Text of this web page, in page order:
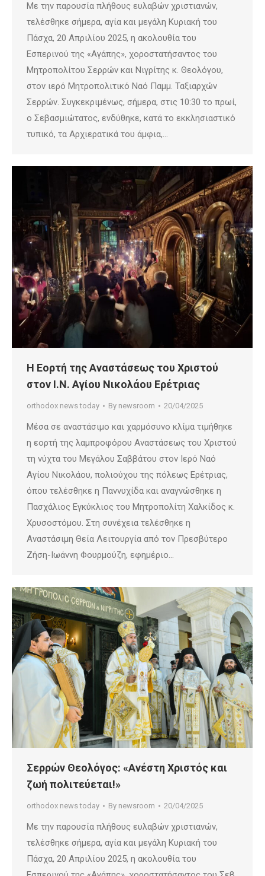
Με την παρουσία πλήθους ευλαβών χριστιανών,
τελέσθηκε σήμερα, αγία και μεγάλη Κυριακή του
Πάσχα, 20 Απριλίου 2025, η ακολουθία του
Εσπερινού της «Αγάπης», χοροστατήσαντος του
Μητροπολίτου Σερρών και Νιγρίτης κ. Θεολόγου,
στον ιερό Μητροπολιτικό Ναό Παμμ. Ταξιαρχών
Σερρών. Συγκεκριμένως, σήμερα, στις 10:30 το πρωί,
ο Σεβασμιώτατος, ενδύθηκε, κατά το εκκλησιαστικό
τυπικό, τα Αρχιερατικά του άμφια,…
Η Εορτή της Αναστάσεως του Χριστού
στον Ι.Ν. Αγίου Νικολάου Ερέτριας
orthodox news today By newsroom 20/04/2025
Μέσα σε αναστάσιμο και χαρμόσυνο κλίμα τιμήθηκε
η εορτή της λαμπροφόρου Αναστάσεως του Χριστού
τη νύχτα του Μεγάλου Σαββάτου στον Ιερό Ναό
Αγίου Νικολάου, πολιούχου της πόλεως Ερέτριας,
όπου τελέσθηκε η Παννυχίδα και αναγνώσθηκε η
Πασχάλιος Εγκύκλιος του Μητροπολίτη Χαλκίδος κ.
Χρυσοστόμου. Στη συνέχεια τελέσθηκε η
Αναστάσιμη Θεία Λειτουργία από τον Πρεσβύτερο
Ζήση-Ιωάννη Φουρμούζη, εφημέριο…
Σερρών Θεολόγος: «Ανέστη Χριστός και
ζωή πολιτεύεται!»
orthodox news today By newsroom 20/04/2025
Με την παρουσία πλήθους ευλαβών χριστιανών,
τελέσθηκε σήμερα, αγία και μεγάλη Κυριακή του
Πάσχα, 20 Απριλίου 2025, η ακολουθία του